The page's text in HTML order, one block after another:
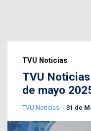
TVU Noticias
TVU
de mayo
TVU Noticias 31 de